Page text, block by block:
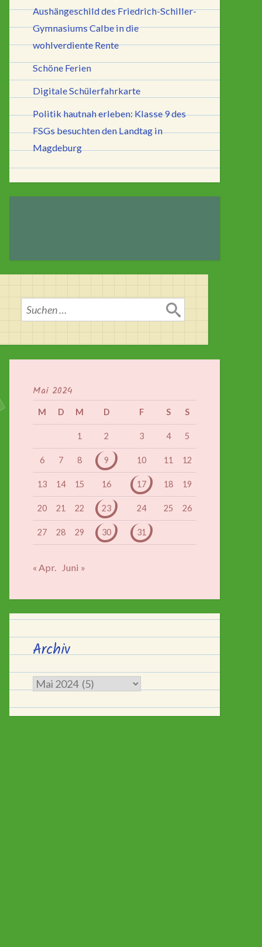
Aushängeschild des Friedrich-Schiller-
Gymnasiums Calbe in die
wohlverdiente Rente
Schöne Ferien
Digitale Schülerfahrkarte
Politik hautnah erleben: Klasse 9 des
FSGs besuchten den Landtag in
Magdeburg
Suchen
nach:
Mai 2024
M D M D F S S
1 2 3 4 5
6 7 8 9 10 11 12
13 14 15 16 17 18 19
20 21 22 23 24 25 26
27 28 29 30 31
« Apr. Juni »
Archiv
Archiv